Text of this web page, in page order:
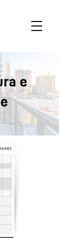
e